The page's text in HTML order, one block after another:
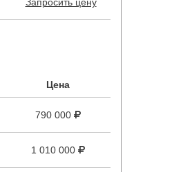
Цена
790 000
1 010 000